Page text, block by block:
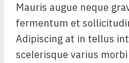
Mauris augue neque
fermentum et
Adipiscing at in tellus
scelerisque varius